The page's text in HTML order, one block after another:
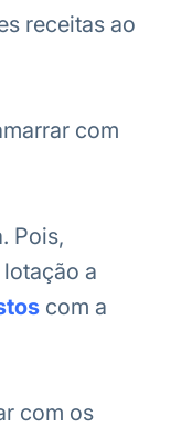
receitas ao
com
Pois,
a
com a
com os